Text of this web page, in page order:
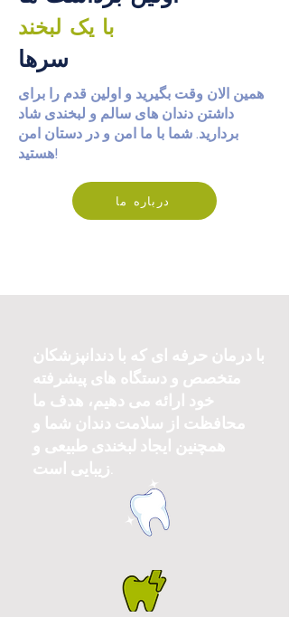
با یک لبخند
سرها
همین الان وقت بگیرید و اولین قدم را برای
داشتن دندان های سالم و لبخندی شاد
بردارید. شما با ما امن و در دستان امن
هستید!
درباره ما
با درمان حرفه ای که با دندانپزشکان
متخصص و دستگاه های پیشرفته
خود ارائه می دهیم، هدف ما
محافظت از سلامت دندان شما و
همچنین ایجاد لبخندی طبیعی و
زیبایی است.